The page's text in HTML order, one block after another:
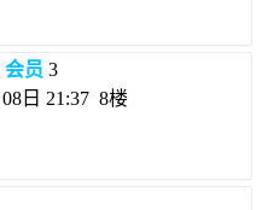
会员 3
日 21:37 8楼